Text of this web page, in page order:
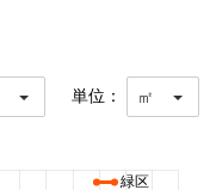
単位： ㎡
緑区